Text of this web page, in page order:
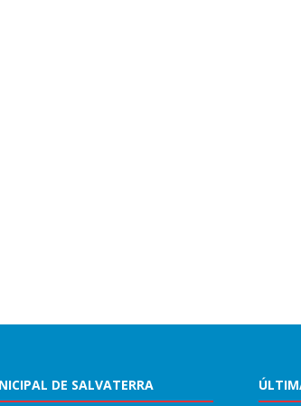
DE SALVATERRA